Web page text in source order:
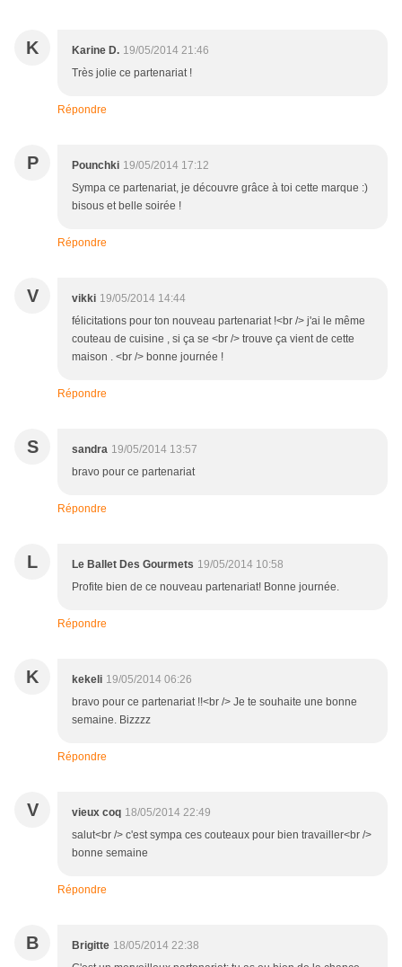
K Karine D. 19/05/2014 21:46
Très jolie ce partenariat !
Répondre
P Pounchki 19/05/2014 17:12
Sympa ce partenariat, je découvre grâce à toi cette marque :)
bisous et belle soirée !
Répondre
V vikki 19/05/2014 14:44
félicitations pour ton nouveau partenariat !<br /> j'ai le même
couteau de cuisine , si ça se <br /> trouve ça vient de cette
maison . <br /> bonne journée !
Répondre
S sandra 19/05/2014 13:57
bravo pour ce partenariat
Répondre
L Le Ballet Des Gourmets 19/05/2014 10:58
Profite bien de ce nouveau partenariat! Bonne journée.
Répondre
K kekeli 19/05/2014 06:26
bravo pour ce partenariat !!<br /> Je te souhaite une bonne
semaine. Bizzzz
Répondre
V vieux coq 18/05/2014 22:49
salut<br /> c'est sympa ces couteaux pour bien travailler<br />
bonne semaine
Répondre
B Brigitte 18/05/2014 22:38